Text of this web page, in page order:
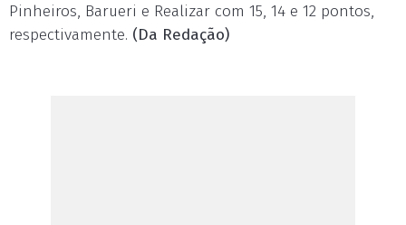
Pinheiros, Barueri e Realizar com 15, 14 e 12 pontos,
respectivamente. (Da Redação)